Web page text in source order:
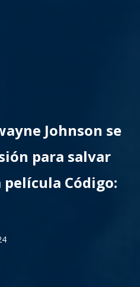
Johnson se
para salvar
Código: